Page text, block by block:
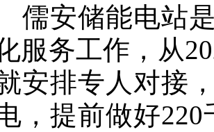
安储能电站是
服务工作，从
安排专人对接
，提前做好